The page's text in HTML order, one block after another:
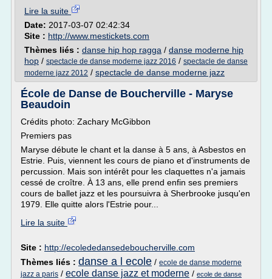
Lire la suite
Date: 2017-03-07 02:42:34
Site : http://www.mestickets.com
Thèmes liés : danse hip hop ragga / danse moderne hip
hop / spectacle de danse moderne jazz 2016 / spectacle de danse
moderne jazz 2012 / spectacle de danse moderne jazz
École de Danse de Boucherville - Maryse
Beaudoin
Crédits photo: Zachary McGibbon
Premiers pas
Maryse débute le chant et la danse à 5 ans, à Asbestos en
Estrie. Puis, viennent les cours de piano et d'instruments de
percussion. Mais son intérêt pour les claquettes n'a jamais
cessé de croître. À 13 ans, elle prend enfin ses premiers
cours de ballet jazz et les poursuivra à Sherbrooke jusqu'en
1979. Elle quitte alors l'Estrie pour...
Lire la suite
Site : http://ecolededansedeboucherville.com
Thèmes liés : danse a l ecole / ecole de danse moderne
jazz a paris / ecole danse jazz et moderne / ecole de danse